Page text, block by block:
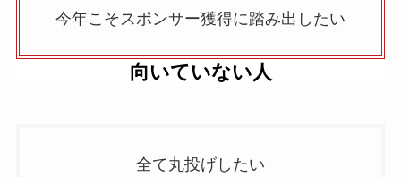
今年こそスポンサー獲得に踏み出したい
向いていない人
全て丸投げしたい